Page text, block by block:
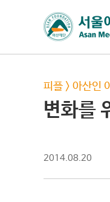
피플 > 아산인
변화를
2014.08.20